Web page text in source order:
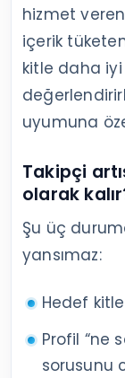
hizmet
içerik
kitle daha iyi
uyumuna
Takipçi
olarak
Şu üç
yansımaz:
Hedef
Profil “ne
sorusunu